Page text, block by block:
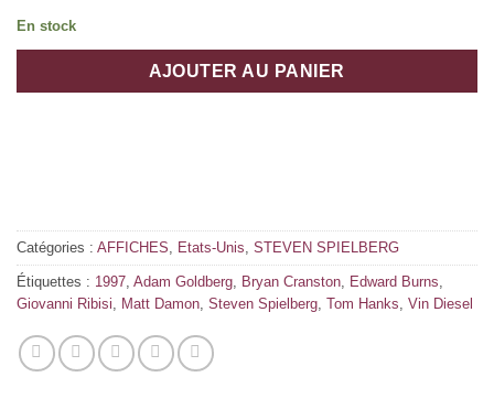
En stock
AJOUTER AU PANIER
Catégories : AFFICHES Etats-Unis STEVEN SPIELBERG
Étiquettes : 1997 Adam Goldberg Bryan Cranston Edward Burns
Giovanni Ribisi
Matt Damon Steven Spielberg Tom Hanks Vin Diesel